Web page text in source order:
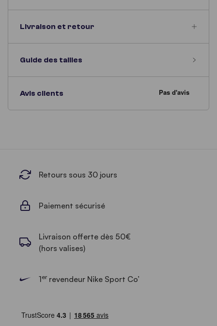
Livraison et retour
Guide des tailles
Avis clients
Retours sous 30 jours
Paiement sécurisé
Livraison offerte dès 50€
(hors valises)
1errevendeur Nike Sport Co’